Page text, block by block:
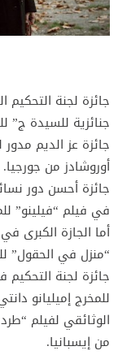
جائزة لجنة التحكيم
جنائزية للسيدة ج”
جائزة عز الديم
أوروشادز من جورجيا.
جائزة أحسن دور
في فيلم “فيلينو”
أما الجازة الكبرى
“منزل في الحقول”
جائزة لجنة
للمخرج إميليانو
الوثائقي لفيلم
من إيسبانيا.